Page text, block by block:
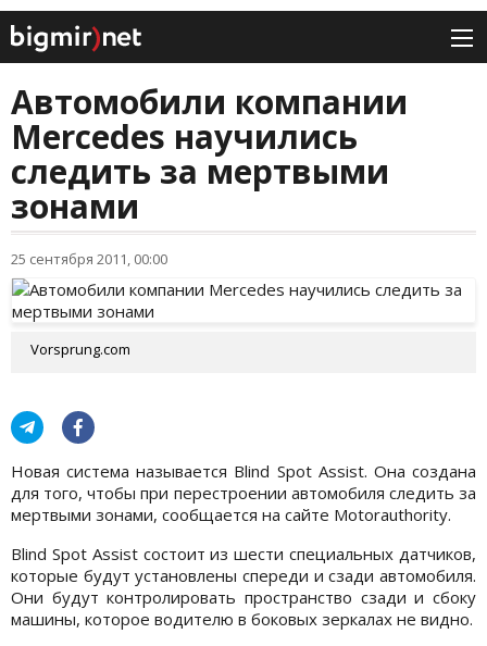
Автомобили компании
Mercedes научились
следить за мертвыми
зонами
25 сентября 2011, 00:00
Vorsprung.com
Новая система называется Blind Spot Assist. Она создана
для того, чтобы при перестроении автомобиля следить за
мертвыми зонами, сообщается на сайте Motorauthority.
Blind Spot Assist состоит из шести специальных датчиков,
которые будут установлены спереди и сзади автомобиля.
Они будут контролировать пространство сзади и сбоку
машины, которое водителю в боковых зеркалах не видно.